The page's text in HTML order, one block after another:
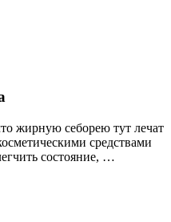
жирную себорею тут лечат
средствами
состояние, …